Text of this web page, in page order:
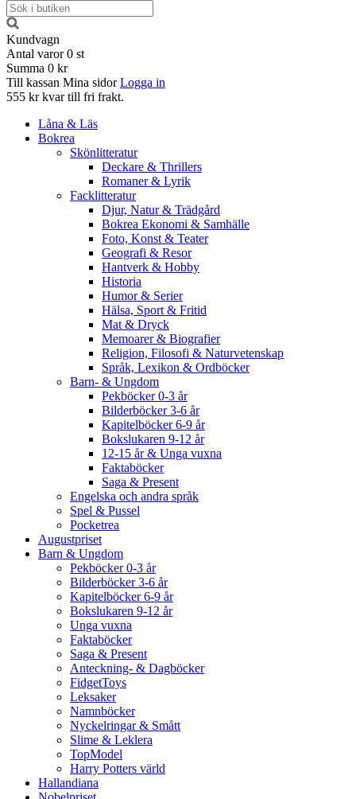
Kundvagn
Antal varor 0 st
Summa 0 kr
Till kassan Mina sidor Logga in
555 kr kvar till fri frakt.
Låna & Läs
Bokrea
Skönlitteratur
Deckare & Thrillers
Romaner & Lyrik
Facklitteratur
Djur, Natur & Trädgård
Bokrea Ekonomi & Samhälle
Foto, Konst & Teater
Geografi & Resor
Hantverk & Hobby
Historia
Humor & Serier
Hälsa, Sport & Fritid
Mat & Dryck
Memoarer & Biografier
Religion, Filosofi & Naturvetenskap
Språk, Lexikon & Ordböcker
Barn- & Ungdom
Pekböcker 0-3 år
Bilderböcker 3-6 år
Kapitelböcker 6-9 år
Bokslukaren 9-12 år
12-15 år & Unga vuxna
Faktaböcker
Saga & Present
Engelska och andra språk
Spel & Pussel
Pocketrea
Augustpriset
Barn & Ungdom
Pekböcker 0-3 år
Bilderböcker 3-6 år
Kapitelböcker 6-9 år
Bokslukaren 9-12 år
Unga vuxna
Faktaböcker
Saga & Present
Anteckning- & Dagböcker
FidgetToys
Leksaker
Namnböcker
Nyckelringar & Smått
Slime & Leklera
TopModel
Harry Potters värld
Hallandiana